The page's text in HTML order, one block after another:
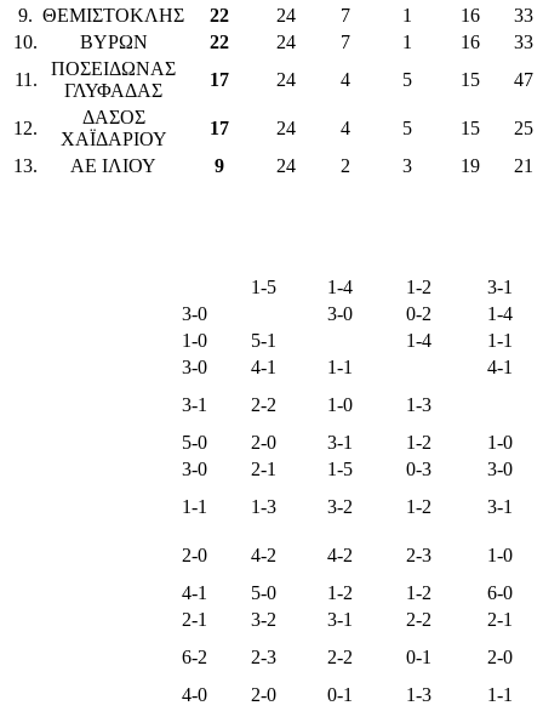
9. ΘΕΜΙΣΤΟΚΛΗΣ 22 24 7 1 16
33
10.
ΒΥΡΩΝ 22 24 7 1 16
33
11.
ΠΟΣΕΙΔΩΝΑΣ
ΓΛΥΦΑΔΑΣ
17 24 4 5 15 47
12.
ΔΑΣΟΣ
ΧΑΪΔΑΡΙΟΥ
17 24 4 5 15
25
13.
ΑΕ ΙΛΙΟΥ 9 24 2 3 19 21
1-5 1-4 1-2
3-1
3-0 3-0 0-2
1-4
1-0 5-1 1-4
1-1
3-0 4-1 1-1
4-1
3-1 2-2 1-0
1-3
5-0 2-0 3-1 1-2
1-0
3-0 2-1 1-5 0-3
3-0
1-1 1-3 3-2 1-2
3-1
2-0 4-2 4-2 2-3
1-0
4-1 5-0 1-2 1-2
6-0
2-1 3-2 3-1 2-2
2-1
6-2 2-3 2-2 0-1
2-0
4-0 2-0 0-1 1-3 1-1